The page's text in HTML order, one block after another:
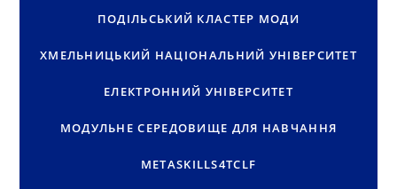
ПОДІЛЬСЬКИЙ КЛАСТЕР МОДИ
ХМЕЛЬНИЦЬКИЙ НАЦІОНАЛЬНИЙ УНІВЕРСИТЕТ
ЕЛЕКТРОННИЙ УНІВЕРСИТЕТ
МОДУЛЬНЕ СЕРЕДОВИЩЕ ДЛЯ НАВЧАННЯ
METASKILLS4TCLF